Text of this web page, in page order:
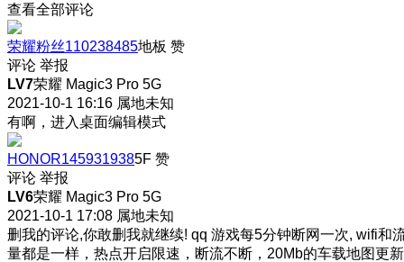
查看全部评论
荣耀粉丝110238485地板 赞
评论 举报
LV7荣耀 Magic3 Pro 5G
2021-10-1 16:16 属地未知
有啊，进入桌面编辑模式
HONOR1459319385F 赞
评论 举报
LV6荣耀 Magic3 Pro 5G
2021-10-1 17:08 属地未知
删我的评论,你敢删我就继续! qq 游戏每5分钟断网一次, wifi和
量都是一样，热点开启限速，断流不断，20Mb的车载地图更新